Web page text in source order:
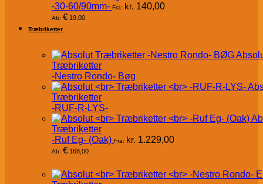
-30-60/90mm- Fra: kr. 140,00
Ab: € 19,00
Træbriketter
Træbriketter
-Nestro Rondo- Bøg
Træbriketter
-RUF-R-LYS-
Træbriketter
-Ruf Eg- (Oak) Fra: kr. 1.229,00
Ab: € 168,00